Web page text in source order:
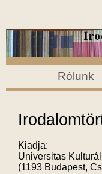
Rólunk
Kiadja:
Universitas
(1193 Budapest,